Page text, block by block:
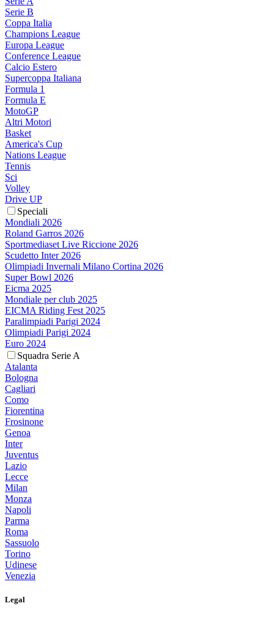
Serie B
Coppa Italia
Champions League
Europa League
Conference League
Calcio Estero
Supercoppa Italiana
Formula 1
Formula E
MotoGP
Altri Motori
Basket
America's Cup
Nations League
Tennis
Sci
Volley
Drive UP
Speciali
Mondiali 2026
Roland Garros 2026
Sportmediaset Live Riccione 2026
Scudetto Inter 2026
Olimpiadi Invernali Milano Cortina 2026
Super Bowl 2026
Eicma 2025
Mondiale per club 2025
EICMA Riding Fest 2025
Paralimpiadi Parigi 2024
Olimpiadi Parigi 2024
Euro 2024
Squadra Serie A
Atalanta
Bologna
Cagliari
Como
Fiorentina
Frosinone
Genoa
Inter
Juventus
Lazio
Lecce
Milan
Monza
Napoli
Parma
Roma
Sassuolo
Torino
Udinese
Venezia
Legal